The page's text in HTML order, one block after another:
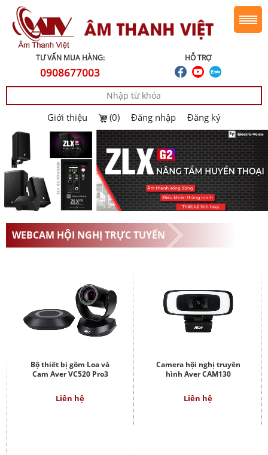
HỖ TRỢ
TƯ VẤN MUA HÀNG:
0908677003
Giới thiệu (0) Đăng nhập Đăng ký
WEBCAM HỘI NGHỊ TRỰC TUYẾN
Bộ thiết bị gồm Loa và
Cam Aver VC520 Pro3
Liên hệ
Camera hội nghị truyền
hình Aver CAM130
Liên hệ